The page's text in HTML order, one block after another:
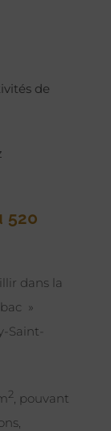
de
520
dans la
»
Saint-
2, pouvant